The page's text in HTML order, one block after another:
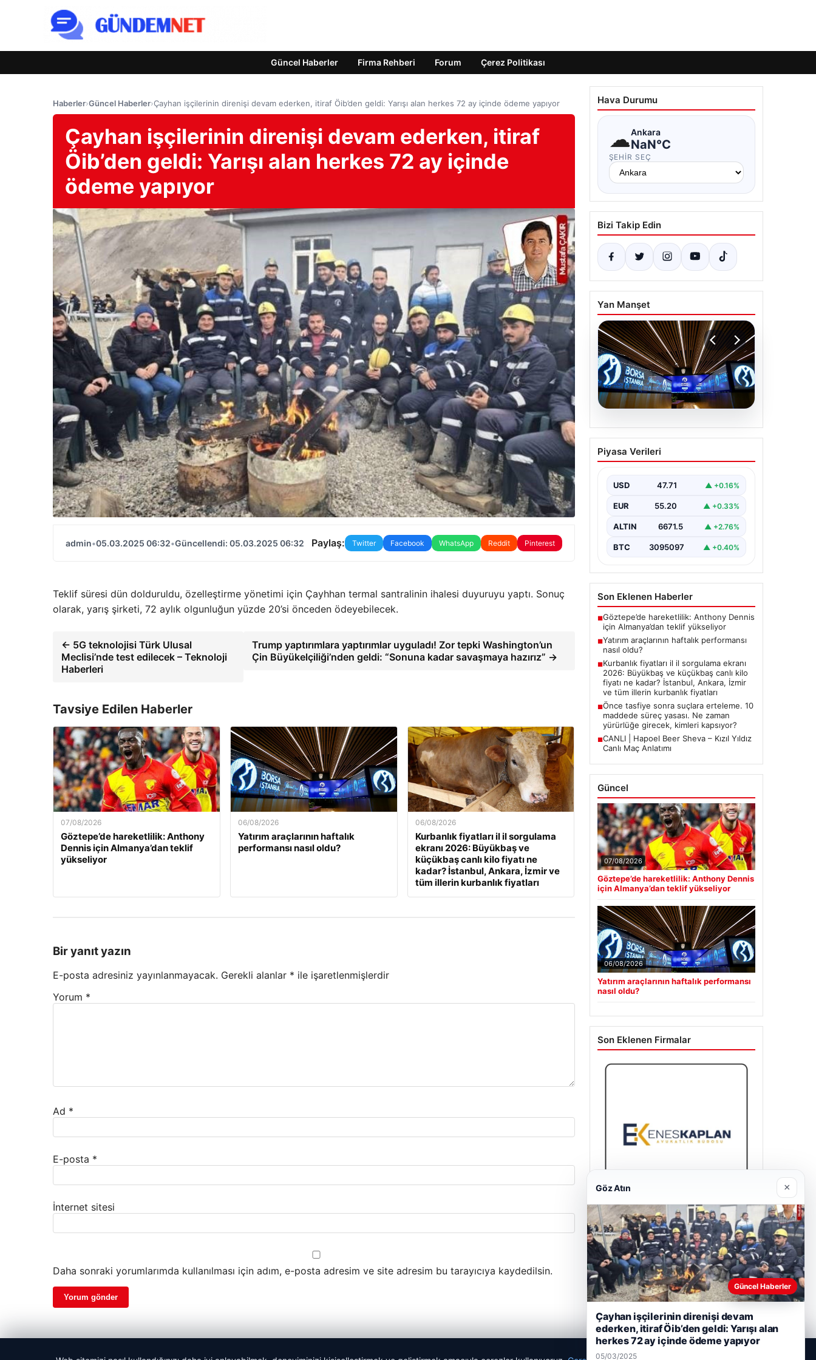
Güncel Haberler Firma Rehberi Forum Çerez Politikası
Haberler›Güncel Haberler›Çayhan işçilerinin direnişi devam ederken, itiraf Öib’den geldi: Yarışı alan herkes 72 ay içinde ödeme yapıyor
Çayhan işçilerinin direnişi devam ederken, itiraf
Öib’den geldi: Yarışı alan herkes 72 ay içinde
ödeme yapıyor
admin•05.03.2025 06:32•Güncellendi: 05.03.2025 06:32 Paylaş: Twitter Facebook WhatsApp Reddit Pinterest
Teklif süresi dün dolduruldu, özelleştirme yönetimi için Çayhhan termal santralinin ihalesi duyuruyu yaptı. Sonuç
olarak, yarış şirketi, 72 aylık olgunluğun yüzde 20’si önceden ödeyebilecek.
← 5G teknolojisi Türk Ulusal
Meclisi’nde test edilecek – Teknoloji
Haberleri
Trump yaptırımlara yaptırımlar uyguladı! Zor tepki Washington’un
Çin Büyükelçiliği’nden geldi: “Sonuna kadar savaşmaya hazırız” →
Tavsiye Edilen Haberler
07/08/2026
Göztepe’de hareketlilik: Anthony
Dennis için Almanya’dan teklif
yükseliyor
06/08/2026
Yatırım araçlarının haftalık
performansı nasıl oldu?
06/08/2026
Kurbanlık fiyatları il il sorgulama
ekranı 2026: Büyükbaş ve
küçükbaş canlı kilo fiyatı ne
kadar? İstanbul, Ankara, İzmir ve
tüm illerin kurbanlık fiyatları
Bir yanıt yazın
E-posta adresiniz yayınlanmayacak. Gerekli alanlar * ile işaretlenmişlerdir
Yorum *
Ad *
E-posta *
İnternet sitesi
Daha sonraki yorumlarımda kullanılması için adım, e-posta adresim ve site adresim bu tarayıcıya kaydedilsin.
Hava Durumu
☁Ankara
NaN°C
ŞEHIR SEÇ
Bizi Takip Edin
Yan Manşet
06.08.2026
Yatırım araçlarının
haftalık performansı
Piyasa Verileri
USD 47.71 ▲ +0.16%
EUR 55.20 ▲ +0.33%
ALTIN 6671.5 ▲ +2.76%
BTC 3095097 ▲ +0.40%
Son Eklenen Haberler
■Göztepe’de hareketlilik: Anthony Dennis
için Almanya’dan teklif yükseliyor
■Yatırım araçlarının haftalık performansı
nasıl oldu?
■Kurbanlık fiyatları il il sorgulama ekranı
2026: Büyükbaş ve küçükbaş canlı kilo
fiyatı ne kadar? İstanbul, Ankara, İzmir
ve tüm illerin kurbanlık fiyatları
■Önce tasfiye sonra suçlara erteleme. 10
maddede süreç yasası. Ne zaman
yürürlüğe girecek, kimleri kapsıyor?
■CANLI | Hapoel Beer Sheva – Kızıl Yıldız
Canlı Maç Anlatımı
Güncel
07/08/2026
Göztepe’de hareketlilik: Anthony Dennis
için Almanya’dan teklif yükseliyor
06/08/2026
Yatırım araçlarının haftalık performansı
nasıl oldu?
Son Eklenen Firmalar
Enes Kaplan Avukatlık Bürosu
28/04/2026
Göz Atın ×
Güncel Haberler
Çayhan işçilerinin direnişi devam
ederken, itiraf Öib’den geldi: Yarışı alan
herkes 72 ay içinde ödeme yapıyor
05/03/2025